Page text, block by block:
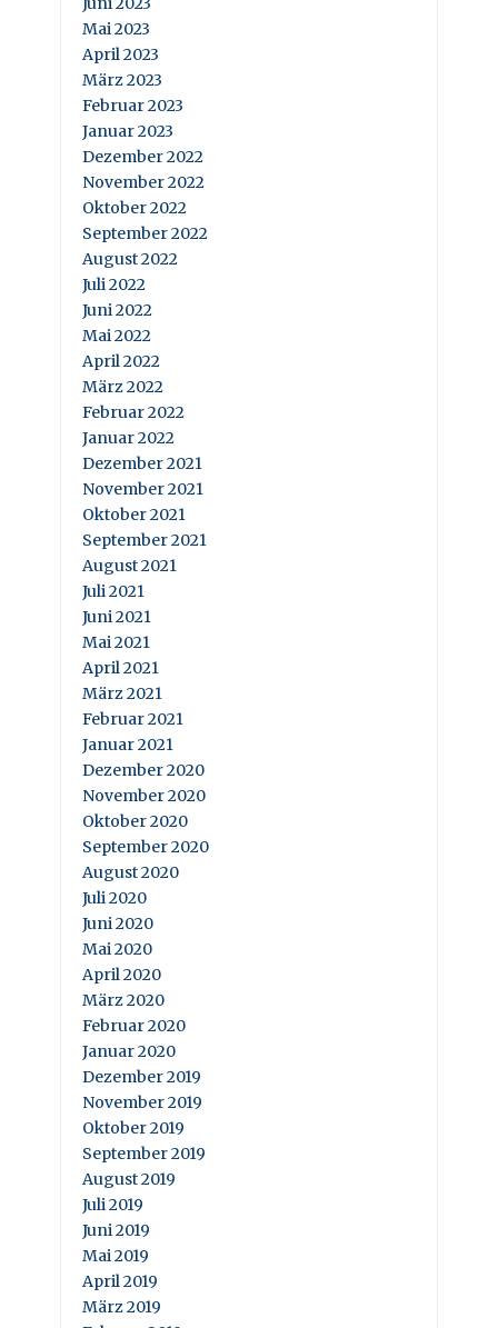
Mai 2023
April 2023
März 2023
Februar 2023
Januar 2023
Dezember 2022
November 2022
Oktober 2022
September 2022
August 2022
Juli 2022
Juni 2022
Mai 2022
April 2022
März 2022
Februar 2022
Januar 2022
Dezember 2021
November 2021
Oktober 2021
September 2021
August 2021
Juli 2021
Juni 2021
Mai 2021
April 2021
März 2021
Februar 2021
Januar 2021
Dezember 2020
November 2020
Oktober 2020
September 2020
August 2020
Juli 2020
Juni 2020
Mai 2020
April 2020
März 2020
Februar 2020
Januar 2020
Dezember 2019
November 2019
Oktober 2019
September 2019
August 2019
Juli 2019
Juni 2019
Mai 2019
April 2019
März 2019